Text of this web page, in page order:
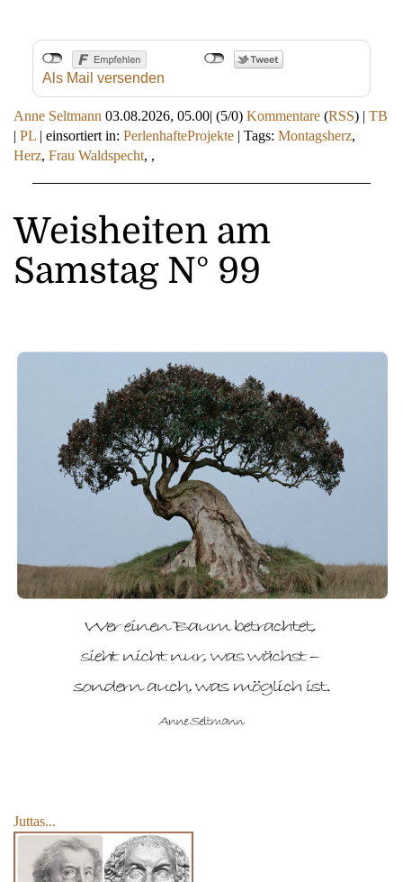
Als Mail versenden
Anne Seltmann 03.08.2026, 05.00| (5/0) Kommentare (RSS) | TB
| PL | einsortiert in: PerlenhafteProjekte | Tags: Montagsherz,
Herz, Frau Waldspecht, ,
Weisheiten am
Samstag N° 99
Juttas...